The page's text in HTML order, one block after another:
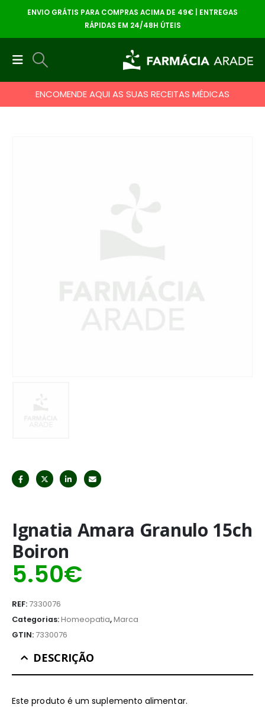
ENVIO GRÁTIS PARA COMPRAS ACIMA DE 49€ | ENTREGAS
RÁPIDAS EM 24/48H ÚTEIS
ENCOMENDE AQUI AS SUAS RECEITAS MÉDICAS
Ignatia Amara Granulo 15ch
Boiron
5.50€
REF: 7330076
Categorias:Homeopatia,Marca
GTIN: 7330076
DESCRIÇÃO
Este produto é um suplemento alimentar.